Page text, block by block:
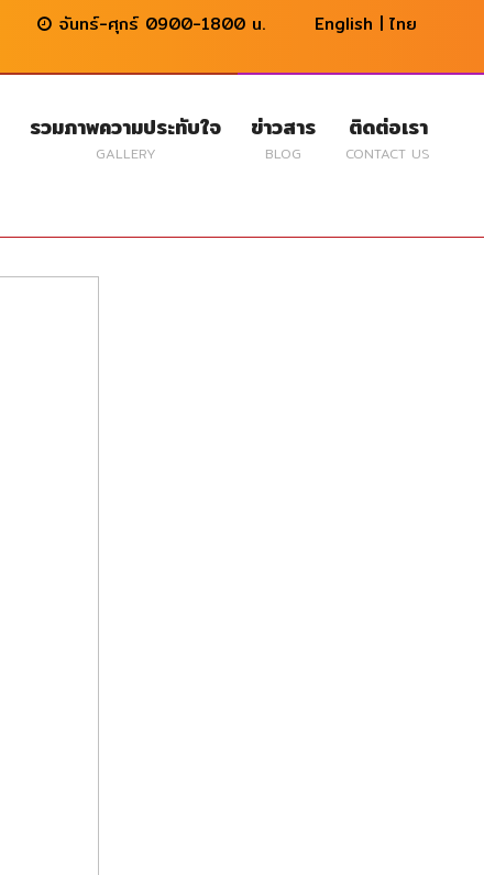
จันทร์-ศุกร์ 0900-1800 น. English | ไทย
รวมภาพความประทับใจ
GALLERY
ข่าวสาร
BLOG
ติดต่อเรา
CONTACT US